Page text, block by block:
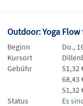
Outdoor: Yoga
Beginn
Do.,
Kursort
Gebühr
51,32
68,43
51,32
Status
Es